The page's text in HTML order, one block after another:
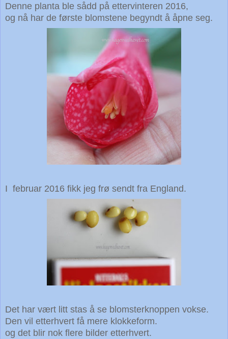
Denne planta ble sådd på ettervinteren 2016,
og nå har de første blomstene begyndt å åpne seg.
I februar 2016 fikk jeg frø sendt fra England.
Det har vært litt stas å se blomsterknoppen vokse.
Den vil etterhvert få mere klokkeform.
og det blir nok flere bilder etterhvert.